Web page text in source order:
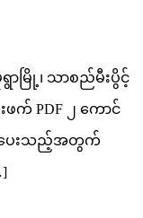
ာမြို့၊ သာစည်မီးပွိင့်
က် PDF ၂ ကောင်
းပေးသည့်အတွက်